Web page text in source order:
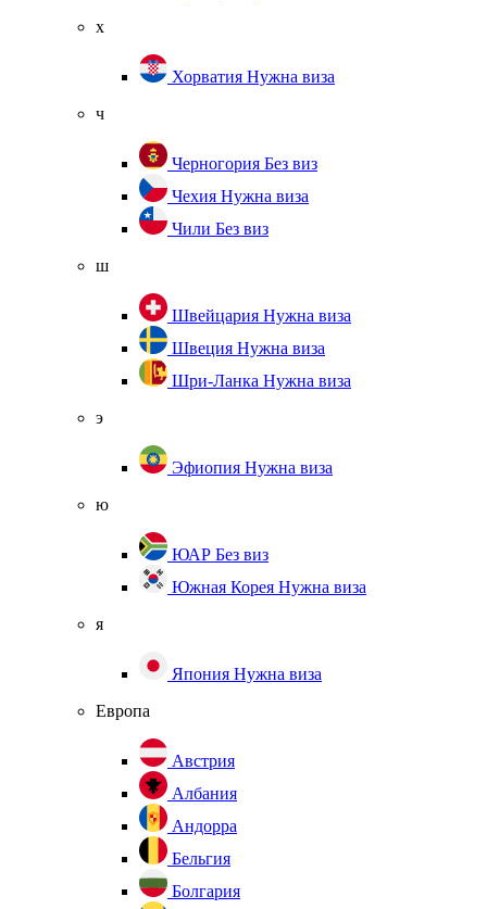
х
Хорватия Нужна виза
ч
Черногория Без виз
Чехия Нужна виза
Чили Без виз
ш
Швейцария Нужна виза
Швеция Нужна виза
Шри-Ланка Нужна виза
э
Эфиопия Нужна виза
ю
ЮАР Без виз
Южная Корея Нужна виза
я
Япония Нужна виза
Европа
Австрия
Албания
Андорра
Бельгия
Болгария